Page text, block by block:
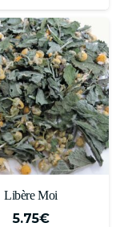
Libère Moi
5.75€